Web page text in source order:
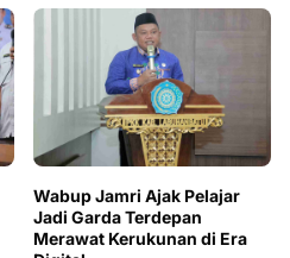
Wabup Jamri Ajak Pelajar
Jadi Garda Terdepan
Merawat Kerukunan di Era